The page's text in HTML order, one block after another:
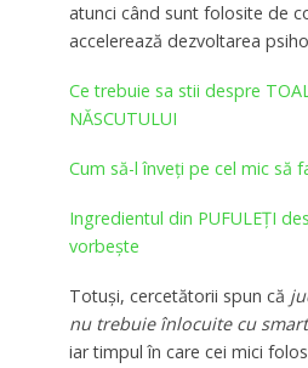
atunci când sunt folosite de
accelerează dezvoltarea
Ce trebuie sa stii despre
NĂSCUTULUI
Cum să-l înveți pe cel mic să
Ingredientul din PUFULEȚI
vorbeşte
Totuşi, cercetătorii spun că
nu trebuie înlocuite cu
iar timpul în care cei mici